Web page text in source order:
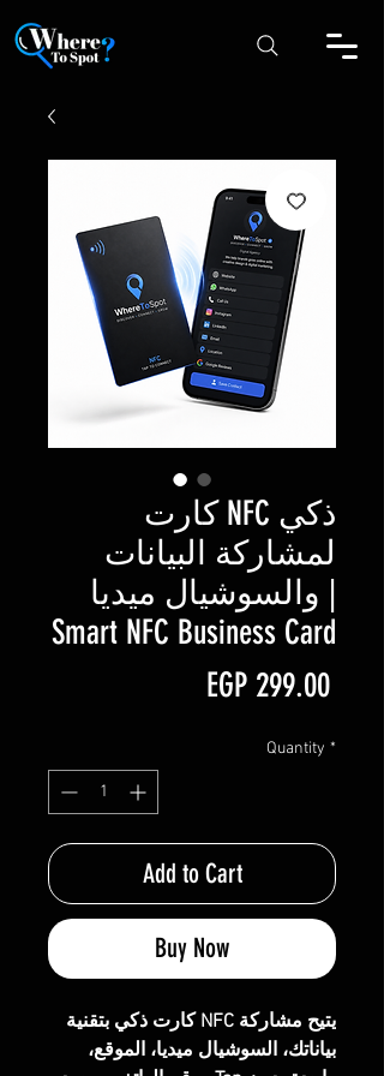
كارت NFC ذكي
لمشاركة البيانات
والسوشيال ميديا |
Smart NFC Business Card
EGP 299.00Price
Quantity *
Add to Cart
Buy Now
كارت ذكي بتقنية NFC يتيح مشاركة
بياناتك، السوشيال ميديا، الموقع،